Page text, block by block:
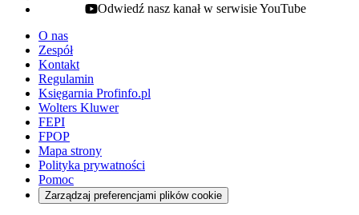
youtube - otwiera się w nowej karcie
Odwiedź nasz kanał w serwisie YouTube
O nas
Zespół
Kontakt
Regulamin
Księgarnia Profinfo.pl
Wolters Kluwer
FEPI
FPOP
Mapa strony
Polityka prywatności
Pomoc
Zarządzaj preferencjami plików cookie